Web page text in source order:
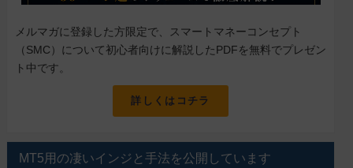
メルマガに登録した方限定で、スマートマネーコンセプト
（SMC）について初心者向けに解説したPDFを無料でプレゼン
ト中です。
詳しくはコチラ
MT5用の凄いインジと手法を公開しています